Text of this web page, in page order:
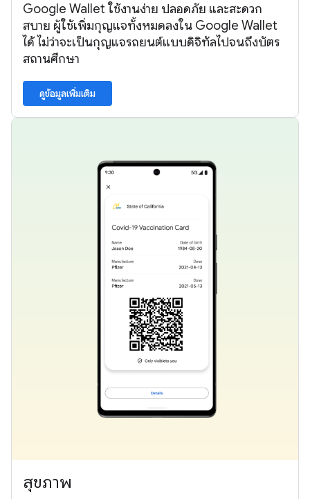
Google Wallet ใช้งานง่าย ปลอดภัย และสะดวก
สบาย ผู้ใช้เพิ่มกุญแจทั้งหมดลงใน Google Wallet
ได้ ไม่ว่าจะเป็นกุญแจรถยนต์แบบดิจิทัลไปจนถึงบัตร
สถานศึกษา
ดูข้อมูลเพิ่มเติม
สุขภาพ